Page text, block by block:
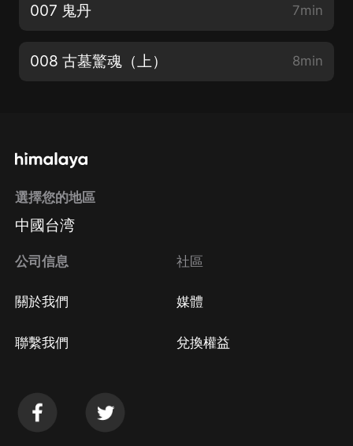
007 鬼丹 7min
008 古墓驚魂（上） 8min
選擇您的地區
中國台湾
公司信息
關於我們
聯繫我們
社區
媒體
兌換權益